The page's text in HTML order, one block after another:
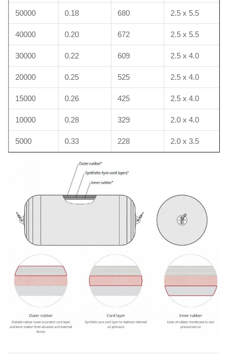
50000 0.18 680 2.5 x 5.5
40000 0.20 672 2.5 x 5.5
30000 0.22 609 2.5 x 4.0
20000 0.25 525 2.5 x 4.0
15000 0.26 425 2.5 x 4.0
10000 0.28 329 2.0 x 4.0
5000 0.33 228 2.0 x 3.5